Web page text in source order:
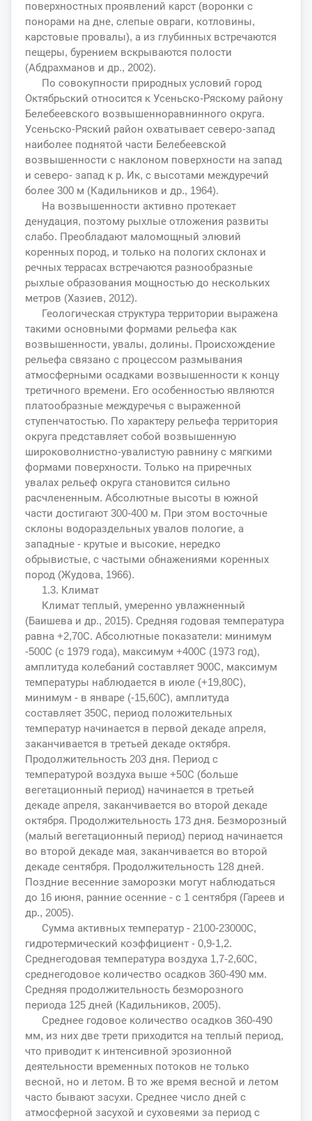
поверхностных проявлений карст (воронки с
понорами на дне, слепые овраги, котловины,
карстовые провалы), а из глубинных встречаются
пещеры, бурением вскрываются полости
(Абдрахманов и др., 2002).
По совокупности природных условий город
Октябрьский относится к Усеньско-Ряскому району
Белебеевского возвышенноравнинного округа.
Усеньско-Ряский район охватывает северо-запад
наиболее поднятой части Белебеевской
возвышенности с наклоном поверхности на запад
и северо- запад к р. Ик, с высотами междуречий
более 300 м (Кадильников и др., 1964).
На возвышенности активно протекает
денудация, поэтому рыхлые отложения развиты
слабо. Преобладают маломощный элювий
коренных пород, и только на пологих склонах и
речных террасах встречаются разнообразные
рыхлые образования мощностью до нескольких
метров (Хазиев, 2012).
Геологическая структура территории выражена
такими основными формами рельефа как
возвышенности, увалы, долины. Происхождение
рельефа связано с процессом размывания
атмосферными осадками возвышенности к концу
третичного времени. Его особенностью являются
платообразные междуречья с выраженной
ступенчатостью. По характеру рельефа территория
округа представляет собой возвышенную
широковолнистно-увалистую равнину с мягкими
формами поверхности. Только на приречных
увалах рельеф округа становится сильно
расчлененным. Абсолютные высоты в южной
части достигают 300-400 м. При этом восточные
склоны водораздельных увалов пологие, а
западные - крутые и высокие, нередко
обрывистые, с частыми обнажениями коренных
пород (Жудова, 1966).
1.3. Климат
Климат теплый, умеренно увлажненный
(Баишева и др., 2015). Средняя годовая температура
равна +2,70С. Абсолютные показатели: минимум
-500С (с 1979 года), максимум +400С (1973 год),
амплитуда колебаний составляет 900С, максимум
температуры наблюдается в июле (+19,80С),
минимум - в январе (-15,60С), амплитуда
составляет 350С, период положительных
температур начинается в первой декаде апреля,
заканчивается в третьей декаде октября.
Продолжительность 203 дня. Период с
температурой воздуха выше +50С (больше
вегетационный период) начинается в третьей
декаде апреля, заканчивается во второй декаде
октября. Продолжительность 173 дня. Безморозный
(малый вегетационный период) период начинается
во второй декаде мая, заканчивается во второй
декаде сентября. Продолжительность 128 дней.
Поздние весенние заморозки могут наблюдаться
до 16 июня, ранние осенние - с 1 сентября (Гареев и
др., 2005).
Сумма активных температур - 2100-23000С,
гидротермический коэффициент - 0,9-1,2.
Среднегодовая температура воздуха 1,7-2,60С,
среднегодовое количество осадков 360-490 мм.
Средняя продолжительность безморозного
периода 125 дней (Кадильников, 2005).
Среднее годовое количество осадков 360-490
мм, из них две трети приходится на теплый период,
что приводит к интенсивной эрозионной
деятельности временных потоков не только
весной, но и летом. В то же время весной и летом
часто бывают засухи. Среднее число дней с
атмосферной засухой и суховеями за период с